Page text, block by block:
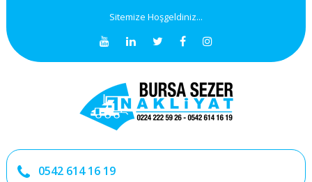
Sitemize Hoşgeldiniz...
0542 614 16 19